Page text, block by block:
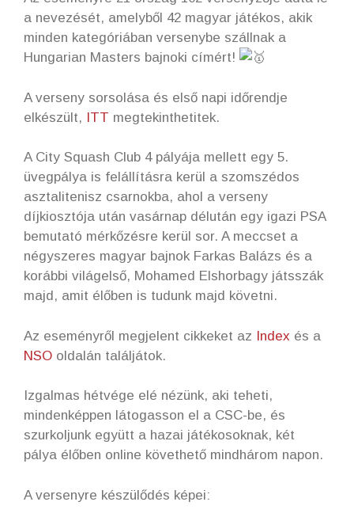
a nevezését, amelyből 42 magyar játékos, akik
minden kategóriában versenybe szállnak a
Hungarian Masters bajnoki címért!
A verseny sorsolása és első napi időrendje
elkészült, ITT megtekinthetitek.
A City Squash Club 4 pályája mellett egy 5.
üvegpálya is felállításra kerül a szomszédos
asztalitenisz csarnokba, ahol a verseny
díjkiosztója után vasárnap délután egy igazi PSA
bemutató mérkőzésre kerül sor. A meccset a
négyszeres magyar bajnok Farkas Balázs és a
korábbi világelső, Mohamed Elshorbagy játsszák
majd, amit élőben is tudunk majd követni.
Az eseményről megjelent cikkeket az Index és a
NSO oldalán találjátok.
Izgalmas hétvége elé nézünk, aki teheti,
mindenképpen látogasson el a CSC-be, és
szurkoljunk együtt a hazai játékosoknak, két
pálya élőben online követhető mindhárom napon.
A versenyre készülődés képei: